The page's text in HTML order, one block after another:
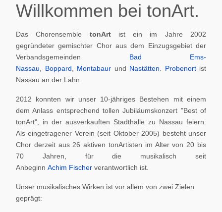
Willkommen bei tonArt.
Das Chorensemble tonArt ist ein im Jahre 2002
gegründeter gemischter Chor aus dem Einzugsgebiet der
Verbandsgemeinden Bad Ems-
Nassau
Boppard Montabaur und Nastätten Probenortist
Nassau an der Lahn.
2012 konnten wir unser 10-jähriges Bestehen mit einem
dem Anlass entsprechend tollen Jubiläumskonzert "Best of
tonArt", in der ausverkauften Stadthalle zu Nassau feiern.
Als eingetragener Verein (seit Oktober 2005) besteht unser
Chor derzeit aus 26 aktiven tonArtisten im Alter von 20 bis
70 Jahren, für die musikalisch seit
Anbeginn Achim Fischer verantwortlich ist.
Unser musikalisches Wirken ist vor allem von zwei Zielen
geprägt: